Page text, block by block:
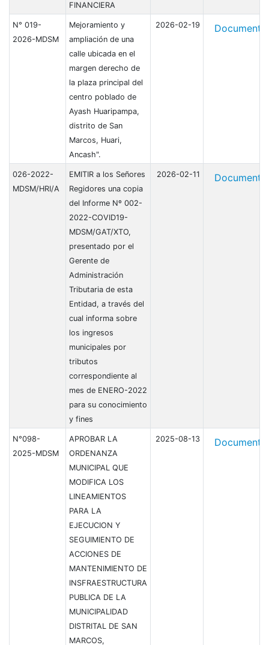
FINANCIERA
N° 019-
2026-MDSM
Mejoramiento y
ampliación de una
calle ubicada en el
margen derecho de
la plaza principal del
centro poblado de
Ayash Huaripampa,
distrito de San
Marcos, Huari,
Ancash".
2026-02-19
026-2022-
MDSM/HRI/A
EMITIR a los Señores
Regidores una copia
del Informe Nº 002-
2022-COVID19-
MDSM/GAT/XTO,
presentado por el
Gerente de
Administración
Tributaria de esta
Entidad, a través del
cual informa sobre
los ingresos
municipales por
tributos
correspondiente al
mes de ENERO-2022
para su conocimiento
y fines
2026-02-11
N°098-
2025-MDSM
APROBAR LA
ORDENANZA
MUNICIPAL QUE
MODIFICA LOS
LINEAMIENTOS
PARA LA
EJECUCION Y
SEGUIMIENTO DE
ACCIONES DE
MANTENIMIENTO DE
INSFRAESTRUCTURA
PUBLICA DE LA
MUNICIPALIDAD
DISTRITAL DE SAN
MARCOS,
2025-08-13